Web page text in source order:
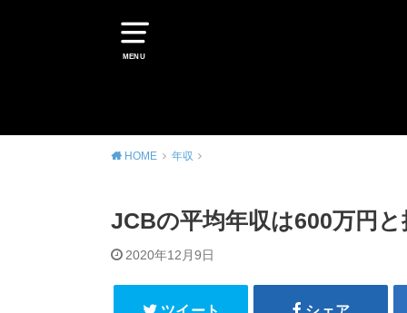
MENU
HOME 年収
JCBの平均年収は600万円
2020年12月9日